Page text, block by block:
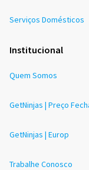
Serviços Domésticos
Institucional
Quem Somos
GetNinjas | Preço
GetNinjas | Europ
Trabalhe Conosco